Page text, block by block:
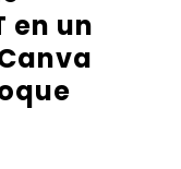
en un